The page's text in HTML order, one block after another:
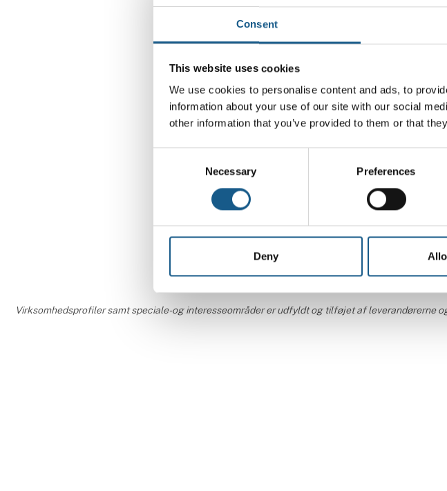
Consent
This website uses cookies
We use cookies to personalise content and ads, to
information about your use of our site with our social
other information that you’ve provided to them or that
Necessary Preferences
Deny
Virksomhedsprofiler samt speciale- og interesseområder er udfyldt og tilføjet af leverandørerne